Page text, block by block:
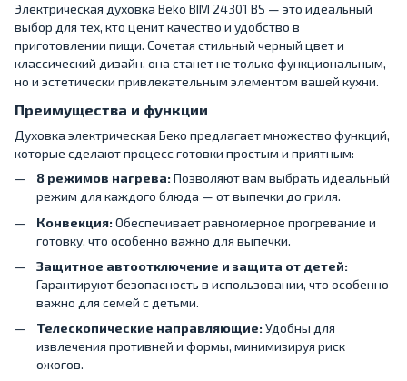
Электрическая духовка Beko BIM 24301 BS — это идеальный
выбор для тех, кто ценит качество и удобство в
приготовлении пищи. Сочетая стильный черный цвет и
классический дизайн, она станет не только функциональным,
но и эстетически привлекательным элементом вашей кухни.
Преимущества и функции
Духовка электрическая Беко предлагает множество функций,
которые сделают процесс готовки простым и приятным:
8 режимов нагрева: Позволяют вам выбрать идеальный
режим для каждого блюда — от выпечки до гриля.
Конвекция: Обеспечивает равномерное прогревание и
готовку, что особенно важно для выпечки.
Защитное автоотключение и защита от детей:
Гарантируют безопасность в использовании, что особенно
важно для семей с детьми.
Телескопические направляющие: Удобны для
извлечения противней и формы, минимизируя риск
ожогов.